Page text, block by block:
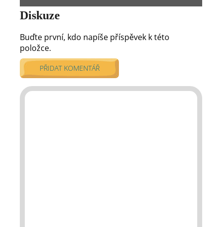
Diskuze
Buďte první, kdo napíše příspěvek k této
položce.
PŘIDAT KOMENTÁŘ